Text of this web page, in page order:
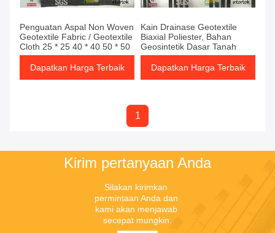
Penguatan Aspal Non Woven
Geotextile Fabric / Geotextile
Cloth 25 * 25 40 * 40 50 * 50
Dapatkan Harga Terbaik
Kain Drainase Geotextile
Biaxial Poliester, Bahan
Geosintetik Dasar Tanah
Dapatkan Harga Terbaik
1
Kirim pertanyaan Anda
Silakan kirimkan
permintaan Anda dan
kami akan menjawab
secepat mungkin.